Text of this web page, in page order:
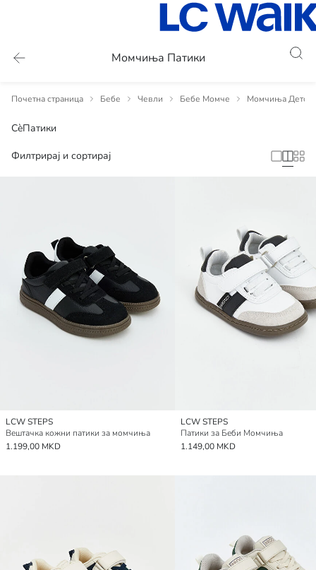
Момчиња Патики
Почетна страница Бебе Чевли Бебе Момче Момчиња Детски
СèПатики
Филтрирај и сортирај
LCW STEPS
Вештачка кожни патики за момчиња
1.199,00 MKD
LCW STEPS
Патики за Беби Момчиња
1.149,00 MKD